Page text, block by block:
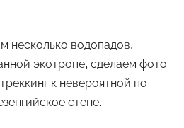
несколько водопадов,
экотропе, сделаем фото
к невероятной по
стене.